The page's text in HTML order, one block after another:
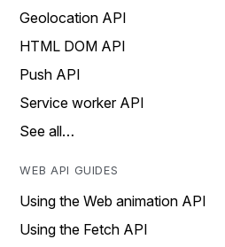
Geolocation API
HTML DOM API
Push API
Service worker API
See all…
WEB API GUIDES
Using the Web animation API
Using the Fetch API